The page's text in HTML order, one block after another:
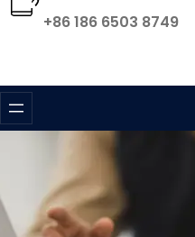
+86 186 6503 8749